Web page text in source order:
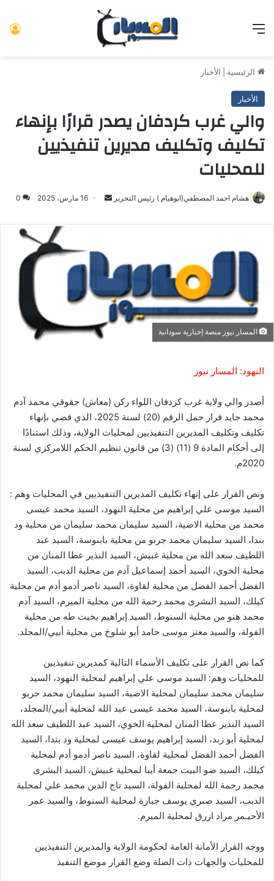
الرئيسية الأخبار
الأخبار
والي غرب كردفان يصدر قرارًا بإنهاء
تكليف وتكليف مديرين تنفيذيين
للمحليات
هشام احمد المصطفي(ابوهيام ) رئيس التحرير
أرسل
إلكترونيا
16 مارس، 2025 0
المسار نيوز منصة إخبارية سودانية
النهود: المسار نيوز
أصدر والي ولاية غرب كردفان اللواء ركن (معاش) حقوقي محمد آدم
محمد جايد قرار حمل الرقم (20) لسنة 2025، الذي قضي بإنهاء
تكليف وتكليف المديرين التنفيذيين لمحليات الولاية، وذلك استنادًا
إلى أحكام المادة 9 (11) (3) من قانون تنظيم الحكم اللامركزي لسنة
2020م.
ونص القرار على إنهاء تكليف المديرين التنفيذيين في المحليات وهم :
السيد موسى علي إبراهيم من محلية النهود، السيد محمد عيسى
محمد من محلية الاضية، السيد سليمان محمد سليمان من محلية ود
بندا، السيد سليمان محمد جربو من محلية بابنوسة، السيد عبد
اللطيف سعد الله من محلية غبيش، السيد النذير عطا المنان من
محلية الخوي، السيد أحمد إسماعيل آدم من محلية الدبب، السيد
الفضل أحمد الفضل من محلية لقاوة، السيد ناصر أدمو أدم من محلية
كيلك، السيد البشرى محمد رحمة الله من محلية الميرم، السيد آدم
محمد هنو من محلية السنوط، السيد إبراهيم بخيت طه من محلية
الفولة، والسيد معتز موسى حامد أبو شلوخ من محلية أبيي/المجلد.
كما نص القرار على تكليف الأسماء التالية كمديرين تنفيذيين
للمحليات وهم: السيد موسى علي إبراهيم لمحلية النهود، السيد
سليمان محمد سليمان لمحلية الاضية، السيد سليمان محمد جربو
لمحلية بابنوسة، السيد محمد عيسى عبد الله لمحلية أبيي/المجلد،
السيد النذير عطا المنان لمحلية الخوي، السيد عبد اللطيف سعد الله
لمحلية أبو زبد، السيد إبراهيم يوسف عيسى لمحلية ود بندا، السيد
الفضل أحمد الفضل لمحلية لقاوة، السيد ناصر أدمو أدم لمحلية
كيلك، السيد ضو البيت جمعة أيبا لمحلية غبيش، السيد البشرى
محمد رحمة الله لمحلية الفولة، السيد تاج الدين محمد علي لمحلية
الدبب، السيد صبري يوسف جبارة لمحلية السنوط، والسيد عمر
الأحيـمر مراد ازرق لمحلية الميرم.
ووجه القرار الأمانة العامة لحكومة الولاية والمديرين التنفيذيين
للمحليات والجهات ذات الصلة وضع القرار موضع التنفيذ